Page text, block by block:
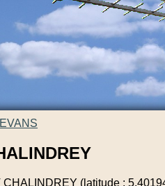
CHALINDREY (latitude :